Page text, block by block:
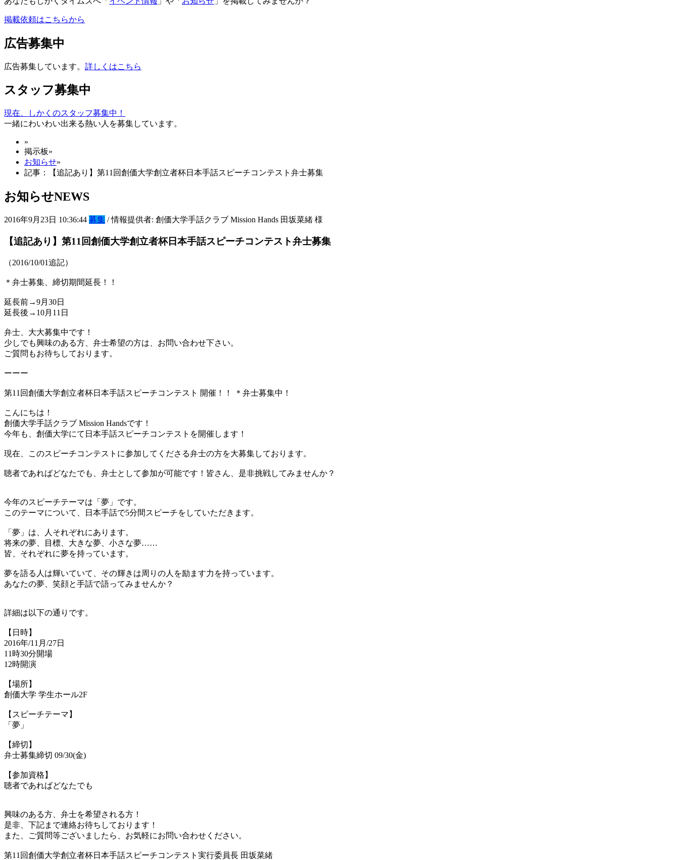
掲載依頼はこちらから
広告募集中
広告募集しています。 詳しくはこちら
スタッフ募集中
現在、しかくのスタッフ募集中！
一緒にわいわい出来る熱い人を募集しています。
»
掲示板»
お知らせ»
記事：【追記あり】第11回創価大学創立者杯日本手話スピーチコンテスト弁士募集
お知らせNEWS
2016年9月23日 10:36:44 募集 / 情報提供者: 創価大学手話クラブ Mission Hands 田坂菜緒 様
【追記あり】第11回創価大学創立者杯日本手話スピーチコンテスト弁士募集
（2016/10/01追記）
＊弁士募集、締切期間延長！！
延長前→9月30日
延長後→10月11日
弁士、大大募集中です！
少しでも興味のある方、弁士希望の方は、お問い合わせ下さい。
ご質問もお待ちしております。
ーーー
第11回創価大学創立者杯日本手話スピーチコンテスト 開催！！ ＊弁士募集中！
こんにちは！
創価大学手話クラブ Mission Handsです！
今年も、創価大学にて日本手話スピーチコンテストを開催します！
現在、このスピーチコンテストに参加してくださる弁士の方を大募集しております。
聴者であればどなたでも、弁士として参加が可能です！皆さん、是非挑戦してみませんか？
今年のスピーチテーマは「夢」です。
このテーマについて、日本手話で5分間スピーチをしていただきます。
「夢」は、人それぞれにあります。
将来の夢、目標、大きな夢、小さな夢……
皆、それぞれに夢を持っています。
夢を語る人は輝いていて、その輝きは周りの人を励ます力を持っています。
あなたの夢、笑顔と手話で語ってみませんか？
詳細は以下の通りです。
【日時】
2016年/11月/27日
11時30分開場
12時開演
【場所】
創価大学 学生ホール2F
【スピーチテーマ】
「夢」
【締切】
弁士募集締切 09/30(金)
【参加資格】
聴者であればどなたでも
興味のある方、弁士を希望される方！
是非、下記まで連絡お待ちしております！
また、ご質問等ございましたら、お気軽にお問い合わせください。
第11回創価大学創立者杯日本手話スピーチコンテスト実行委員長 田坂菜緒